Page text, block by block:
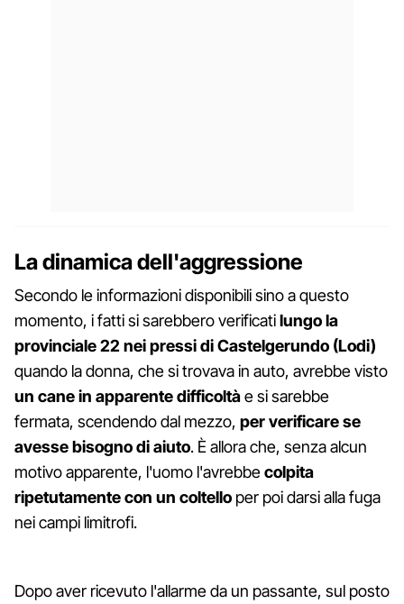
La dinamica dell'aggressione
Secondo le informazioni disponibili sino a questo
momento, i fatti si sarebbero verificatilungo la
provinciale 22 nei pressi di Castelgerundo (Lodi)
quando la donna, che si trovava in auto, avrebbe visto
un cane in apparente difficoltàe si sarebbe
fermata, scendendo dal mezzo, per verificare se
avesse bisogno di aiuto. È allora che, senza alcun
motivo apparente, l'uomo l'avrebbecolpita
ripetutamente con un coltello per poi darsi alla fuga
nei campi limitrofi.
Dopo aver ricevuto l'allarme da un passante, sul posto